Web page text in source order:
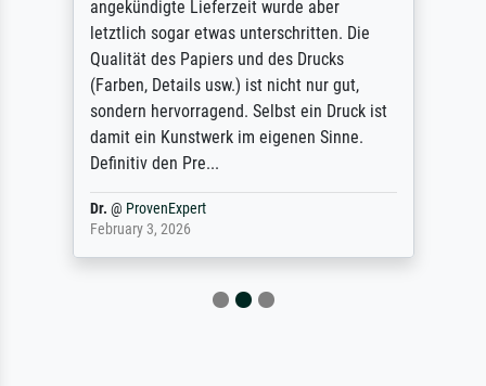
angekündigte Lieferzeit wurde aber
letztlich sogar etwas unterschritten. Die
Qualität des Papiers und des Drucks
(Farben, Details usw.) ist nicht nur gut,
sondern hervorragend. Selbst ein Druck ist
damit ein Kunstwerk im eigenen Sinne.
Definitiv den Pre...
Dr. @ ProvenExpert
February 3, 2026